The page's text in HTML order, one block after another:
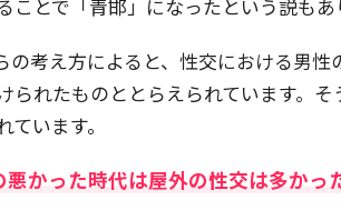
ことで「青邯」になったという説もあ
の考え方によると、性交における男
られたものととらえられています。そ
います。
かった時代は屋外の性交は多かっ